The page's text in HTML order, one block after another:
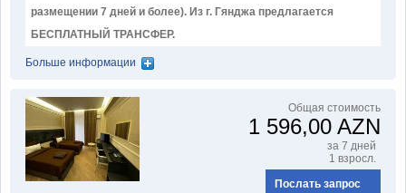
размещении 7 дней и более). Из г. Гянджа предлагается
БЕСПЛАТНЫЙ ТРАНСФЕР.
Больше информации
Общая стоимость
1 596,00 AZN
за 7 дней
1 взросл.
Послать запрос